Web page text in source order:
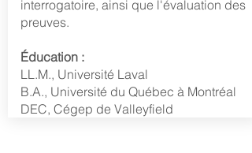
interrogatoire, ainsi que l'évaluation des
preuves.
Éducation :
LL.M., Université Laval
B.A., Université du Québec à Montréal
DEC, Cégep de Valleyfield